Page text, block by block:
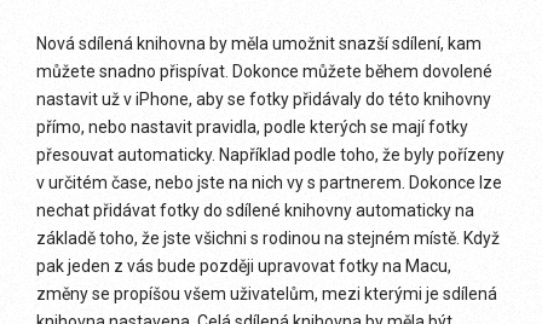
Nová sdílená knihovna by měla umožnit snazší sdílení, kam
můžete snadno přispívat. Dokonce můžete během dovolené
nastavit už v iPhone, aby se fotky přidávaly do této knihovny
přímo, nebo nastavit pravidla, podle kterých se mají fotky
přesouvat automaticky. Například podle toho, že byly pořízeny
v určitém čase, nebo jste na nich vy s partnerem. Dokonce lze
nechat přidávat fotky do sdílené knihovny automaticky na
základě toho, že jste všichni s rodinou na stejném místě. Když
pak jeden z vás bude později upravovat fotky na Macu,
změny se propíšou všem uživatelům, mezi kterými je sdílená